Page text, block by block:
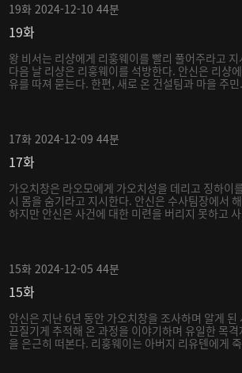
19화 2024-12-10 44분
19화
왕 비서는 리샹에게 리훙웨이를 빨리 풀어주라고
다음 날 리샹은 리훙웨이를 석방한다. 안신은 리샹
유를 따져 묻는다. 한편, 새로 온 건설팀과 마을 주
17화 2024-12-09 44분
17화
가오치창은 라오모에게 가오치성을 데리고 징하이
시 몸을 숨기라고 지시한다. 안신은 수사팀장에서
하지만 안신은 사건에 대한 미련을 버리지 못하고
15화 2024-12-05 44분
15화
안신은 지난 6년 동안 가오치창을 조사하며 알게 된
끈질기게 추적해 온 과정을 이야기하며 유일한 목격
을 은근히 떠본다. 리훙웨이는 아버지 리유톈에게